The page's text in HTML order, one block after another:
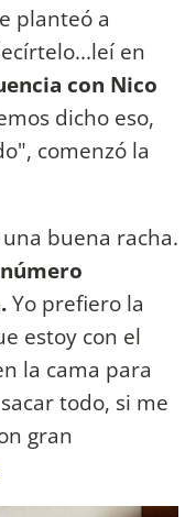
planteó a
en
con Nico
dicho eso,
comenzó la
buena racha.
Yo prefiero la
estoy con el
la cama para
todo, si me
gran